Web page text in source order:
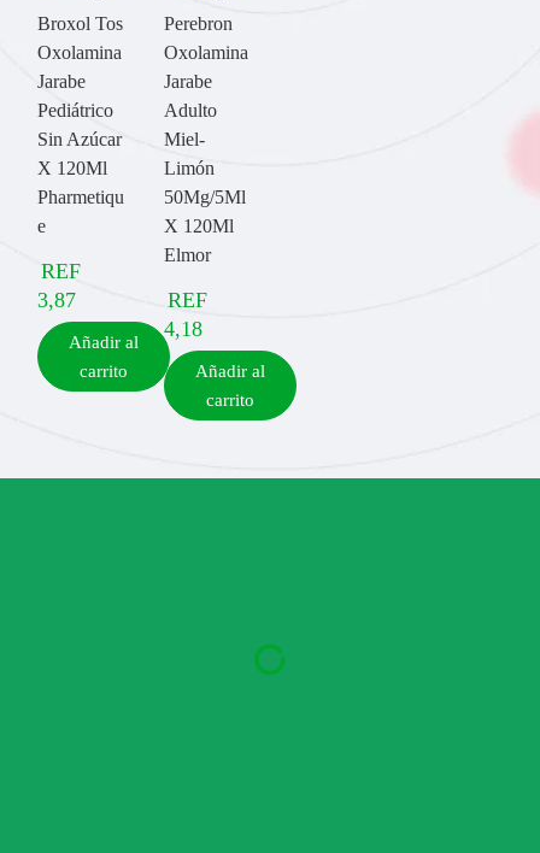
Broxol Tos
Oxolamina
Jarabe
Pediátrico
Sin Azúcar
X 120Ml
Pharmetiqu
e
REF
3,87
Añadir al
carrito
Perebron
Oxolamina
Jarabe
Adulto
Miel-
Limón
50Mg/5Ml
X 120Ml
Elmor
REF
4,18
Añadir al
carrito